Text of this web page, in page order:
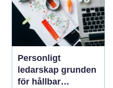
Personligt
ledarskap grunden
för hållbar